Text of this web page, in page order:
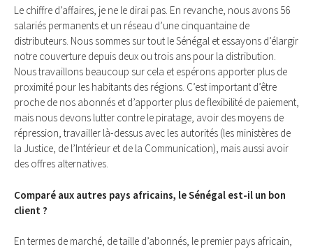
Le chiffre d’affaires, je ne le dirai pas. En revanche, nous avons 56
salariés permanents et un réseau d’une cinquantaine de
distributeurs. Nous sommes sur tout le Sénégal et essayons d’élargir
notre couverture depuis deux ou trois ans pour la distribution.
Nous travaillons beaucoup sur cela et espérons apporter plus de
proximité pour les habitants des régions. C’est important d’être
proche de nos abonnés et d’apporter plus de flexibilité de paiement,
mais nous devons lutter contre le piratage, avoir des moyens de
répression, travailler là-dessus avec les autorités (les ministères de
la Justice, de l’Intérieur et de la Communication), mais aussi avoir
des offres alternatives.
Comparé aux autres pays africains, le Sénégal est-il un bon
client ?
En termes de marché, de taille d’abonnés, le premier pays africain,